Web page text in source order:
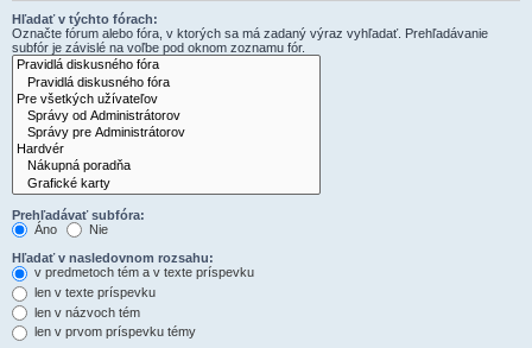
Hľadať v týchto fórach:
Označte fórum alebo fóra, v ktorých sa má zadaný výraz vyhľadať. Prehľadávanie
subfór je závislé na voľbe pod oknom zoznamu fór.
Prehľadávať subfóra:
Áno
Nie
Hľadať v nasledovnom rozsahu:
v predmetoch tém a v texte príspevku
len v texte príspevku
len v názvoch tém
len v prvom príspevku témy